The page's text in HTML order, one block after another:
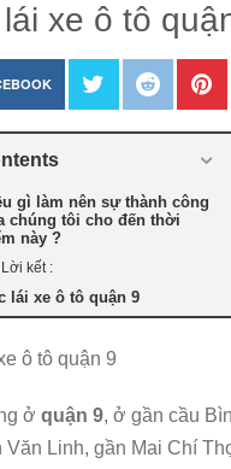
xe ô tô
gì làm nên sự thành công
chúng tôi cho đến thời
này ?
Lời kết :
lái xe ô tô quận 9
ô tô quận 9
ở quận 9, ở gần cầu
Văn Linh, gần Mai Chí